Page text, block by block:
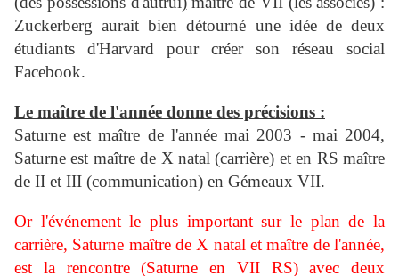
Zuckerberg aurait bien détourné une idée de deux
étudiants d'Harvard pour créer son réseau social
Facebook.
Le maître de l'année donne des précisions :
Saturne est maître de l'année mai 2003 - mai 2004,
Saturne est maître de X natal (carrière) et en RS maître
de II et III (communication) en Gémeaux VII.
Or l'événementle plus importantsur le plan de la
carrière, Saturne maître de X natal et maître de l'année,
est la rencontre (Saturne en VII RS) avec deux